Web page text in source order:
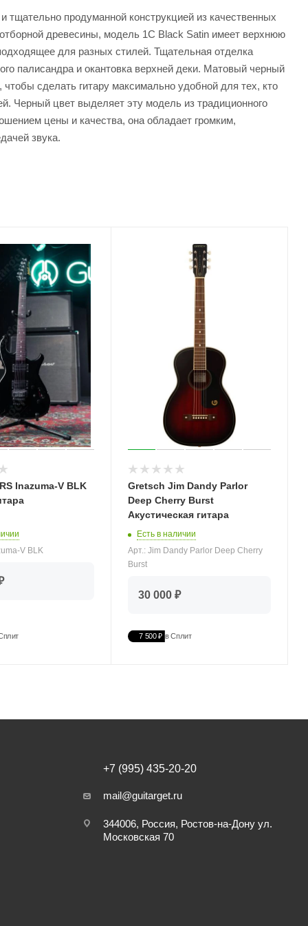
продуманной конструкцией из качественных
древесины, модель 1C Black Satin имеет верхнюю
для разных стилей. Тщательная отделка
палисандра и окантовка верхней деки. Матовый черный
сделать гитару максимально удобной для тех, кто
Черный цвет выделяет эту модель из традиционного
цены и качества, она обладает громким,
звука.
Inazuma-V BLK
V BLK
Gretsch Jim Dandy Parlor
Deep Cherry Burst
Акустическая гитара
Есть в наличии
Арт.: Jim Dandy Parlor Deep Cherry
Burst
30 000 ₽
7 500 ₽ в Сплит
+7 (995) 435-20-20
mail@guitarget.ru
344006, Россия, Ростов-на-Дону ул.
Московская 70